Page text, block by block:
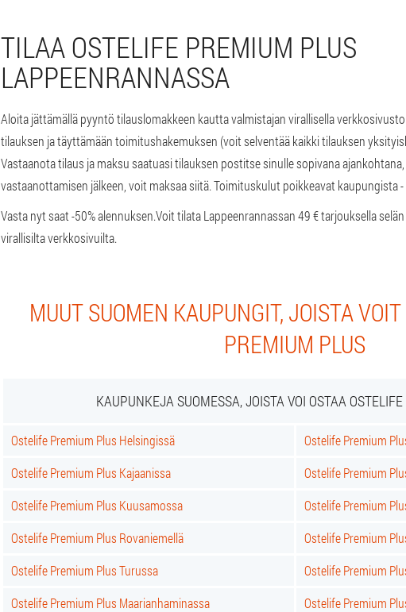
TILAA OSTELIFE PREMIUM PLUS
LAPPEENRANNASSA
Aloita jättämällä pyyntö tilauslomakkeen kautta valmistajan virallisella
tilauksen ja täyttämään toimitushakemuksen (voit selventää kaikki tilauksen
Vastaanota tilaus ja maksu saatuasi tilauksen postitse sinulle sopivana
vastaanottamisen jälkeen, voit maksaa siitä. Toimituskulut poikkeavat kaupungista
Vasta nyt saat -50% alennuksen.Voit tilata Lappeenrannassan 49 € tarjouksella
virallisilta verkkosivuilta.
MUUT SUOMEN KAUPUNGIT, JOISTA
PREMIUM PLUS
KAUPUNKEJA SUOMESSA, JOISTA VOI OSTAA
Ostelife Premium Plus Helsingissä
Ostelife Premium
Ostelife Premium Plus Kajaanissa
Ostelife Premium
Ostelife Premium Plus Kuusamossa
Ostelife Premium
Ostelife Premium Plus Rovaniemellä
Ostelife Premium
Ostelife Premium Plus Turussa
Ostelife Premium
Ostelife Premium Plus Maarianhaminassa
Ostelife Premium